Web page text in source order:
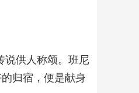
说供人称颂。班尼
归宿，便是献身